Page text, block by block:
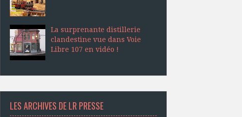
La surprenante distillerie
clandestine vue dans Voie
Libre 107 en vidéo !
LES ARCHIVES DE LR PRESSE